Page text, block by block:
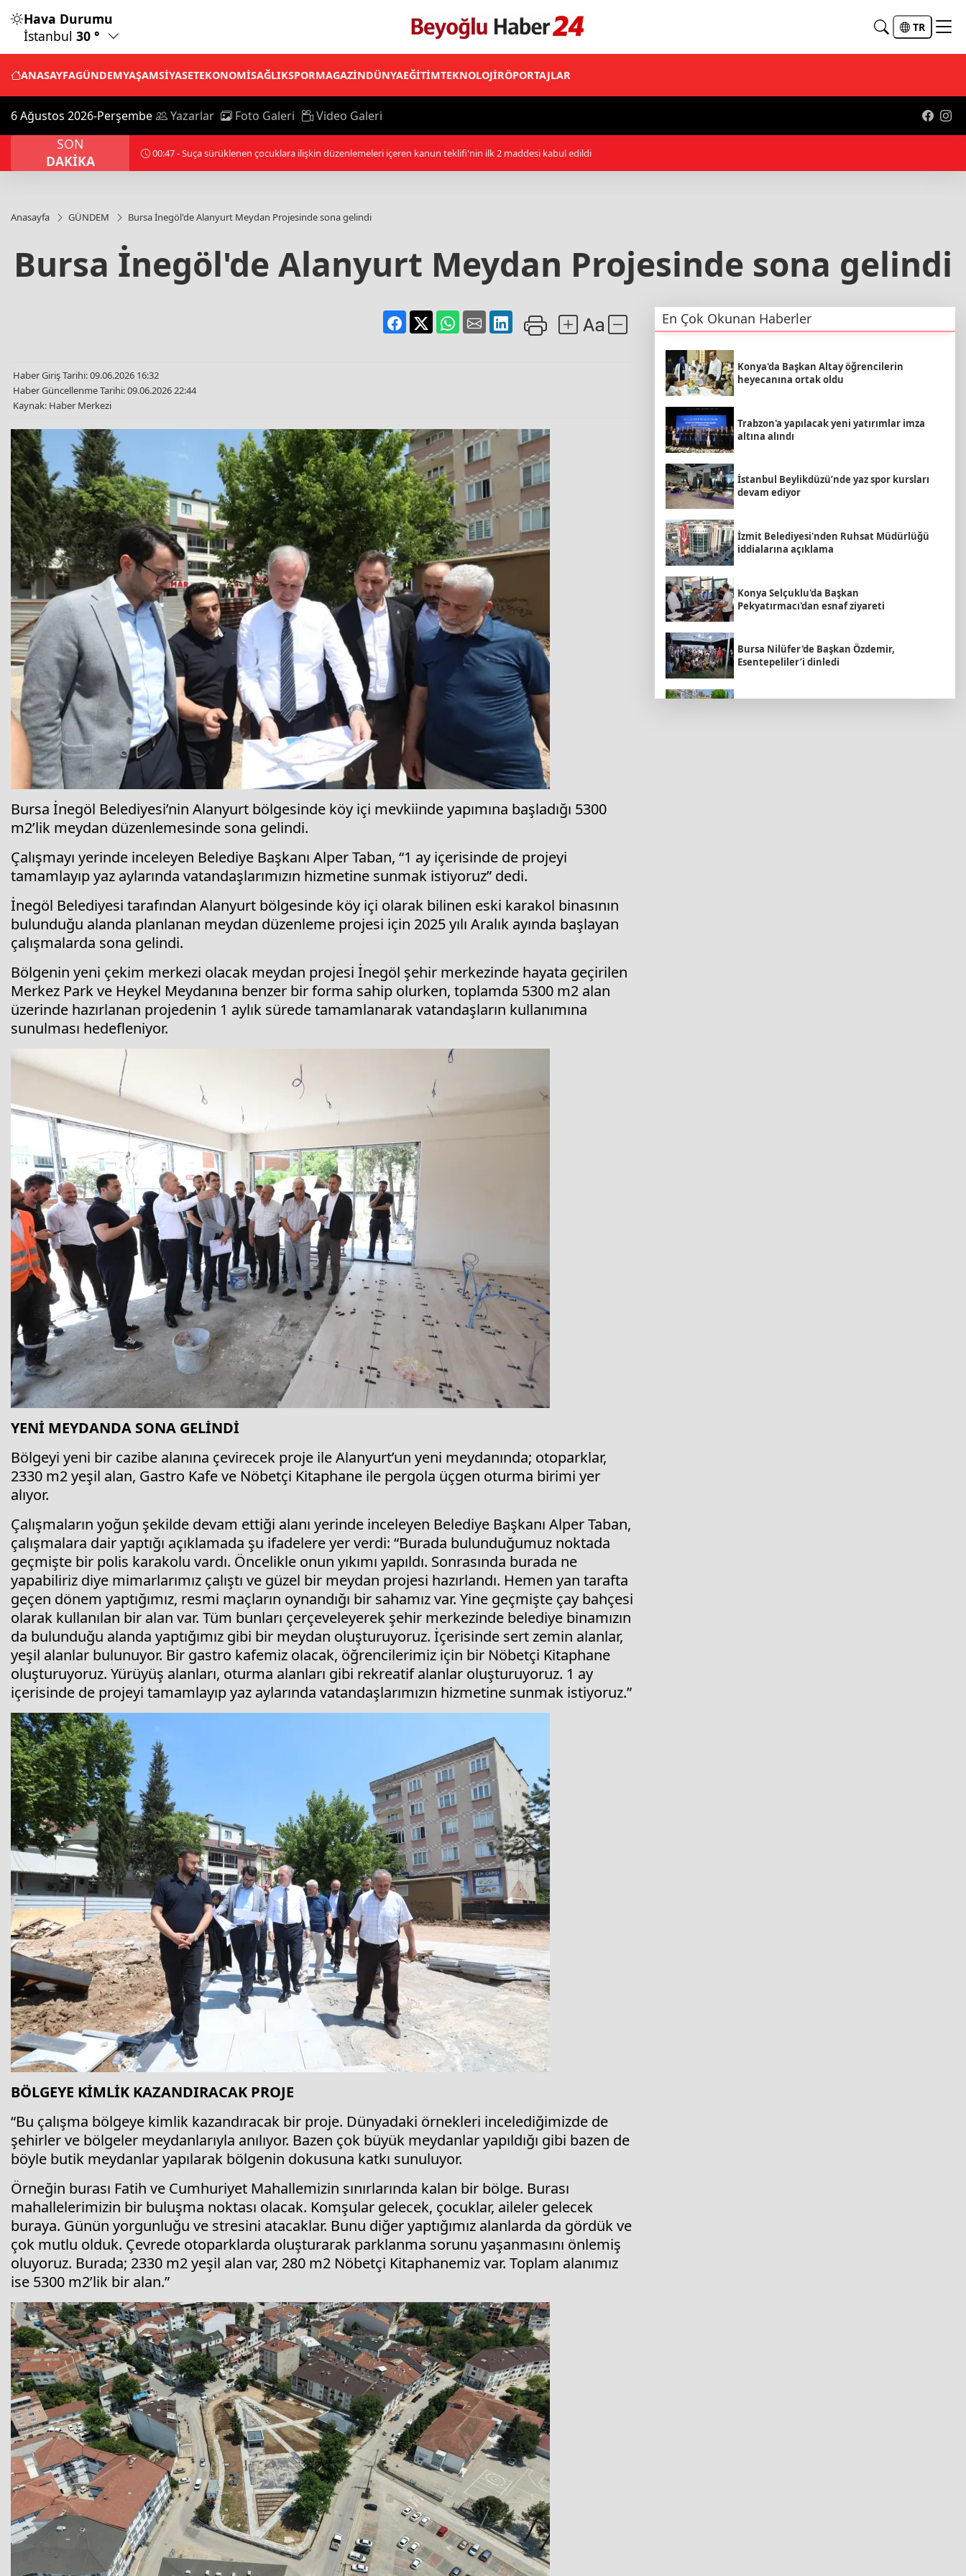
Hava Durumu
İstanbul 30 ° TR
ANASAYFAGÜNDEMYAŞAMSİYASETEKONOMİSAĞLIKSPORMAGAZİNDÜNYAEĞİTİMTEKNOLOJİRÖPORTAJLAR
6 Ağustos 2026-Perşembe Yazarlar Foto Galeri Video Galeri
SON
DAKİKA
00:57 - Suudi Arabistan öncülüğündeki Arap Koalisyonu: Husilerin Necran'a saldırılarında 11 sivil yaralandı
Anasayfa GÜNDEM Bursa İnegöl'de Alanyurt Meydan Projesinde sona gelindi
Bursa İnegöl'de Alanyurt Meydan Projesinde sona gelindi
Haber Giriş Tarihi: 09.06.2026 16:32
Haber Güncellenme Tarihi: 09.06.2026 22:44
Kaynak: Haber Merkezi
Bursa İnegöl Belediyesi’nin Alanyurt bölgesinde köy içi mevkiinde yapımına başladığı 5300
m2’lik meydan düzenlemesinde sona gelindi.
Çalışmayı yerinde inceleyen Belediye Başkanı Alper Taban, “1 ay içerisinde de projeyi
tamamlayıp yaz aylarında vatandaşlarımızın hizmetine sunmak istiyoruz” dedi.
İnegöl Belediyesi tarafından Alanyurt bölgesinde köy içi olarak bilinen eski karakol binasının
bulunduğu alanda planlanan meydan düzenleme projesi için 2025 yılı Aralık ayında başlayan
çalışmalarda sona gelindi.
Bölgenin yeni çekim merkezi olacak meydan projesi İnegöl şehir merkezinde hayata geçirilen
Merkez Park ve Heykel Meydanına benzer bir forma sahip olurken, toplamda 5300 m2 alan
üzerinde hazırlanan projedenin 1 aylık sürede tamamlanarak vatandaşların kullanımına
sunulması hedefleniyor.
YENİ MEYDANDA SONA GELİNDİ
Bölgeyi yeni bir cazibe alanına çevirecek proje ile Alanyurt’un yeni meydanında; otoparklar,
2330 m2 yeşil alan, Gastro Kafe ve Nöbetçi Kitaphane ile pergola üçgen oturma birimi yer
alıyor.
Çalışmaların yoğun şekilde devam ettiği alanı yerinde inceleyen Belediye Başkanı Alper Taban,
çalışmalara dair yaptığı açıklamada şu ifadelere yer verdi: “Burada bulunduğumuz noktada
geçmişte bir polis karakolu vardı. Öncelikle onun yıkımı yapıldı. Sonrasında burada ne
yapabiliriz diye mimarlarımız çalıştı ve güzel bir meydan projesi hazırlandı. Hemen yan tarafta
geçen dönem yaptığımız, resmi maçların oynandığı bir sahamız var. Yine geçmişte çay bahçesi
olarak kullanılan bir alan var. Tüm bunları çerçeveleyerek şehir merkezinde belediye binamızın
da bulunduğu alanda yaptığımız gibi bir meydan oluşturuyoruz. İçerisinde sert zemin alanlar,
yeşil alanlar bulunuyor. Bir gastro kafemiz olacak, öğrencilerimiz için bir Nöbetçi Kitaphane
oluşturuyoruz. Yürüyüş alanları, oturma alanları gibi rekreatif alanlar oluşturuyoruz. 1 ay
içerisinde de projeyi tamamlayıp yaz aylarında vatandaşlarımızın hizmetine sunmak istiyoruz.”
BÖLGEYE KİMLİK KAZANDIRACAK PROJE
“Bu çalışma bölgeye kimlik kazandıracak bir proje. Dünyadaki örnekleri incelediğimizde de
şehirler ve bölgeler meydanlarıyla anılıyor. Bazen çok büyük meydanlar yapıldığı gibi bazen de
böyle butik meydanlar yapılarak bölgenin dokusuna katkı sunuluyor.
Örneğin burası Fatih ve Cumhuriyet Mahallemizin sınırlarında kalan bir bölge. Burası
mahallelerimizin bir buluşma noktası olacak. Komşular gelecek, çocuklar, aileler gelecek
buraya. Günün yorgunluğu ve stresini atacaklar. Bunu diğer yaptığımız alanlarda da gördük ve
çok mutlu olduk. Çevrede otoparklarda oluşturarak parklanma sorunu yaşanmasını önlemiş
oluyoruz. Burada; 2330 m2 yeşil alan var, 280 m2 Nöbetçi Kitaphanemiz var. Toplam alanımız
ise 5300 m2’lik bir alan.”
En Çok Okunan Haberler
Konya'da Başkan Altay öğrencilerin
heyecanına ortak oldu
Trabzon'a yapılacak yeni yatırımlar imza
altına alındı
İstanbul Beylikdüzü’nde yaz spor kursları
devam ediyor
İzmit Belediyesi'nden Ruhsat Müdürlüğü
iddialarına açıklama
Konya Selçuklu'da Başkan
Pekyatırmacı'dan esnaf ziyareti
Bursa Nilüfer'de Başkan Özdemir,
Esentepeliler’i dinledi